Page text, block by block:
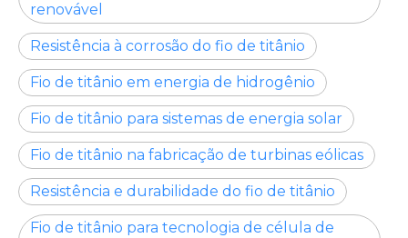
renovável
Resistência à corrosão do fio de titânio
Fio de titânio em energia de hidrogênio
Fio de titânio para sistemas de energia solar
Fio de titânio na fabricação de turbinas eólicas
Resistência e durabilidade do fio de titânio
Fio de titânio para tecnologia de célula de